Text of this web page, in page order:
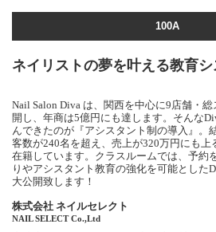
100A
ネイリストの夢を叶える教育
Nail Salon Diva は、関西を中心に9店舗・
開し、年商は5億円にも達します。そんな
んできたのが『アシスタント制の導入』。
客数が240名を超え、売上が320万円にも上
在籍しています。クラスルームでは、予約
りやアシスタント教育の強化を可能とした
大公開致します！
株式会社 ネイルセレクト
NAIL SELECT Co.,Ltd